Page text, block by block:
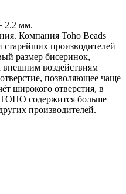
2.2 мм.
Компания Toho Beads
производителей
размер бисеринок,
внешним воздействиям
позволяющее чаще
широкого отверстия, в
содержится больше
производителей.